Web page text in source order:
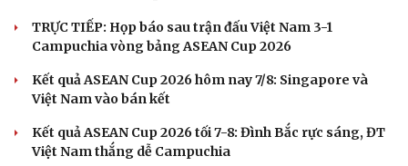
TRỰC TIẾP: Họp báo sau trận đấu Việt Nam 3-1
Campuchia vòng bảng ASEAN Cup 2026
Kết quả ASEAN Cup 2026 hôm nay 7/8: Singapore và
Việt Nam vào bán kết
Kết quả ASEAN Cup 2026 tối 7-8: Đình Bắc rực sáng, ĐT
Việt Nam thắng dễ Campuchia